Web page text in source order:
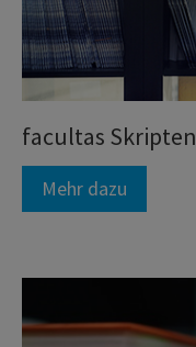
facultas Skripten
Mehr dazu